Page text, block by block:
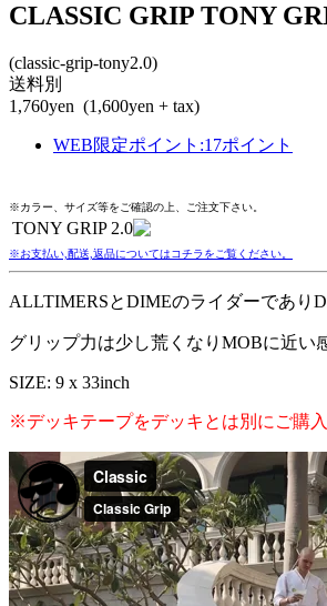
CLASSIC GRIP TONY
(classic-grip-tony2.0)
送料別
1,760yen (1,600yen + tax)
WEB限定ポイント :17ポイント
※カラー、サイズ等をご確認の上、ご注文下さい。
TONY GRIP 2.0
※お支払い,配送,返品についてはコチラをご覧ください。
ALLTIMERSとDIMEのライダーであり
グリップ力は少し荒くなりMOBに近い
SIZE: 9 x 33inch
※デッキテープをデッキとは別にご購